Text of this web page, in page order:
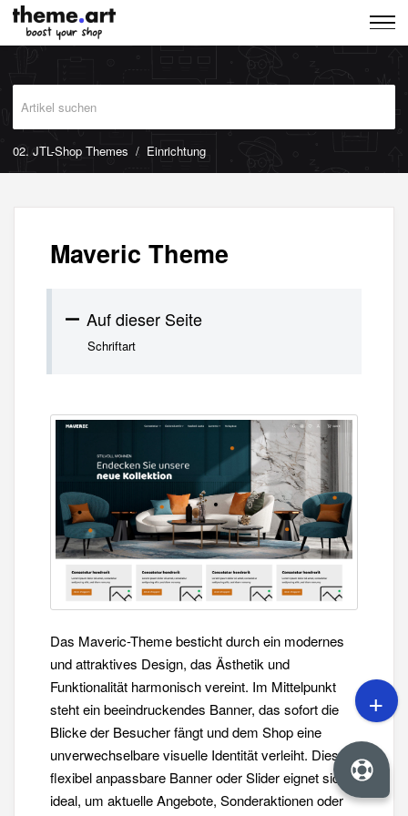
02. JTL-Shop Themes Einrichtung
Maveric Theme
Auf dieser Seite
Schriftart
Das Maveric-Theme besticht durch ein modernes
und attraktives Design, das Ästhetik und
Funktionalität harmonisch vereint. Im Mittelpunkt
steht ein beeindruckendes Banner, das sofort die
Blicke der Besucher fängt und dem Shop eine
unverwechselbare visuelle Identität verleiht. Dieses
flexibel anpassbare Banner oder Slider eignet sich
ideal, um aktuelle Angebote, Sonderaktionen oder